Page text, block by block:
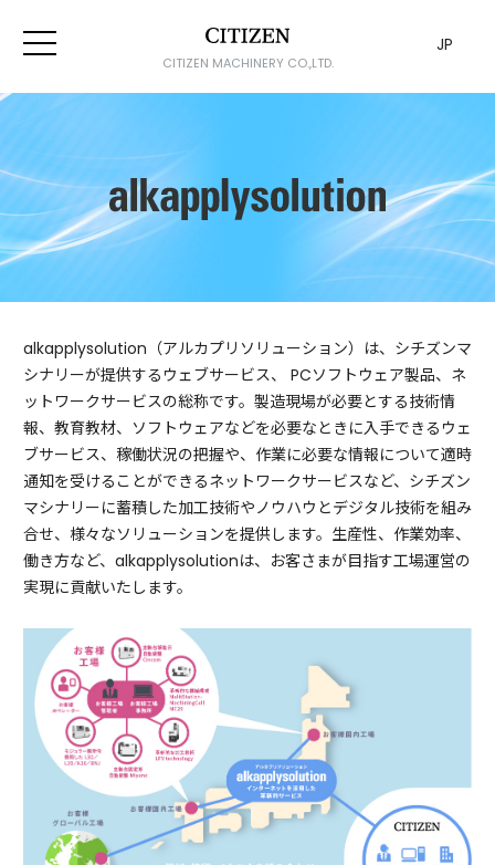
CITIZEN MACHINERY CO.,LTD.
JP
alkapplysolution（アルカプリソリューション）は、シチズンマ
シナリーが提供する ウェブサービス、 PCソフトウェア製品、ネ
ットワークサービスの総称です。 製造現場が必要とする技術情
報、教育教材、ソフトウェアなどを必要なときに入手できるウェ
ブサービス、 稼働状況の把握や、作業に必要な情報について適時
通知を受けることができるネットワークサービスなど、 シチズン
マシナリーに蓄積した加工技術やノウハウとデジタル技術を組み
合せ、様々なソリューションを提供します。 生産性、作業効率、
働き方など、alkapplysolutionは、お客さまが目指す工場運営の
実現に貢献いたします。